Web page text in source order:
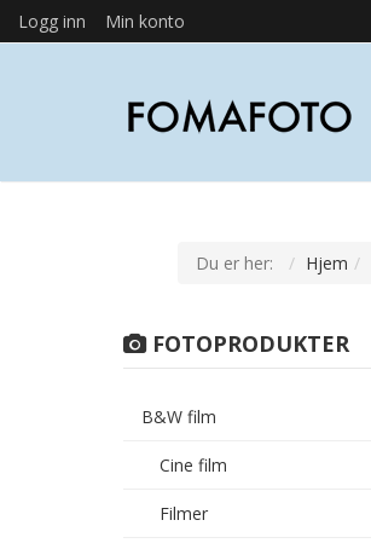
Logg inn Min konto
Du er her: Hjem
FOTOPRODUKTER
B&W film
Cine film
Filmer